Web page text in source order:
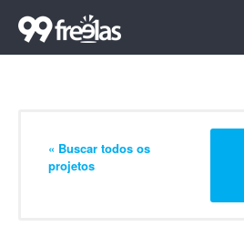
« Buscar todos os
projetos